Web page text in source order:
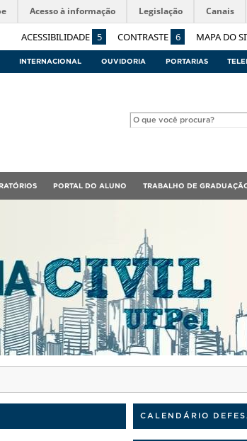
ACESSIBILIDADE 5 CONTRASTE 6 MAPA DO
Acesso à informação Legislação Canais
INTERNACIONAL OUVIDORIA PORTARIAS
PORTAL DO ALUNO TRABALHO DE
CALENDÁRIO